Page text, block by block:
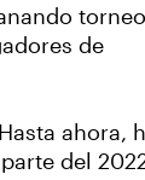
de
ahora,
del